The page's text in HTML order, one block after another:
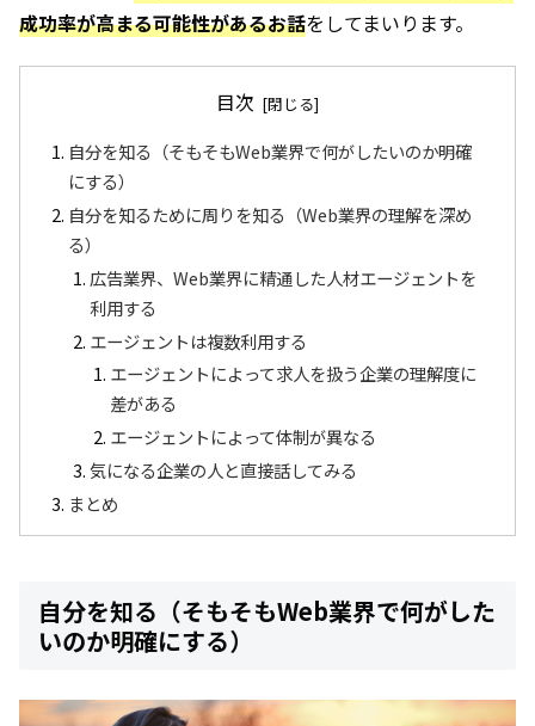
成功率が高まる可能性があるお話をしてまいります。
目次
自分を知る（そもそもWeb業界で何がしたいのか明確
にする）
自分を知るために周りを知る（Web業界の理解を深め
る）
広告業界、Web業界に精通した人材エージェントを
利用する
エージェントは複数利用する
エージェントによって求人を扱う企業の理解度に
差がある
エージェントによって体制が異なる
気になる企業の人と直接話してみる
まとめ
自分を知る（そもそもWeb業界で何がした
いのか明確にする）